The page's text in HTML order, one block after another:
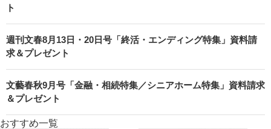
ト
週刊文春8月13日・20日号「終活・エンディング特集」資料請
求＆プレゼント
文藝春秋9月号「金融・相続特集／シニアホーム特集」資料請求
＆プレゼント
おすすめ一覧